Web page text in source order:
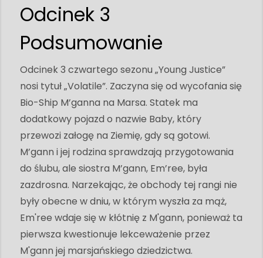
Odcinek 3
Podsumowanie
Odcinek 3 czwartego sezonu „Young Justice”
nosi tytuł „Volatile”. Zaczyna się od wycofania się
Bio-Ship M’ganna na Marsa. Statek ma
dodatkowy pojazd o nazwie Baby, który
przewozi załogę na Ziemię, gdy są gotowi.
M’gann i jej rodzina sprawdzają przygotowania
do ślubu, ale siostra M’gann, Em’ree, była
zazdrosna. Narzekając, że obchody tej rangi nie
były obecne w dniu, w którym wyszła za mąż,
Em'ree wdaje się w kłótnię z M'gann, ponieważ ta
pierwsza kwestionuje lekceważenie przez
M'gann jej marsjańskiego dziedzictwa.